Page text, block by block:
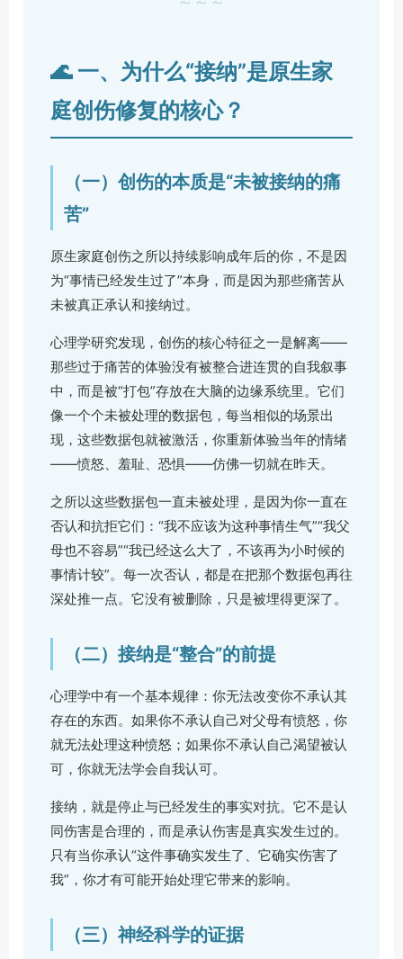
🌊 一、为什么“接纳”是原生家
庭创伤修复的核心？
（一）创伤的本质是“未被接纳的痛
苦”
原生家庭创伤之所以持续影响成年后的你，不是因
为“事情已经发生过了”本身，而是因为那些痛苦从
未被真正承认和接纳过。
心理学研究发现，创伤的核心特征之一是解离——
那些过于痛苦的体验没有被整合进连贯的自我叙事
中，而是被“打包”存放在大脑的边缘系统里。它们
像一个个未被处理的数据包，每当相似的场景出
现，这些数据包就被激活，你重新体验当年的情绪
——愤怒、羞耻、恐惧——仿佛一切就在昨天。
之所以这些数据包一直未被处理，是因为你一直在
否认和抗拒它们：“我不应该为这种事情生气”“我父
母也不容易”“我已经这么大了，不该再为小时候的
事情计较”。每一次否认，都是在把那个数据包再往
深处推一点。它没有被删除，只是被埋得更深了。
（二）接纳是“整合”的前提
心理学中有一个基本规律：你无法改变你不承认其
存在的东西。如果你不承认自己对父母有愤怒，你
就无法处理这种愤怒；如果你不承认自己渴望被认
可，你就无法学会自我认可。
接纳，就是停止与已经发生的事实对抗。它不是认
同伤害是合理的，而是承认伤害是真实发生过的。
只有当你承认“这件事确实发生了、它确实伤害了
我”，你才有可能开始处理它带来的影响。
（三）神经科学的证据